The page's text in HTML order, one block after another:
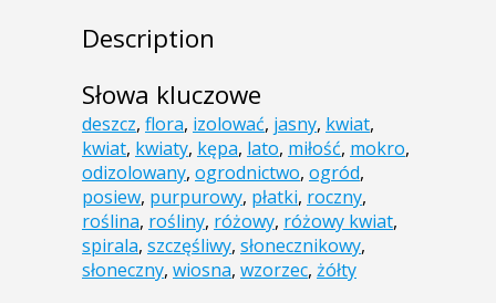
Description
Słowa kluczowe
deszcz, flora, izolować, jasny, kwiat,
kwiat, kwiaty, kępa, lato, miłość, mokro,
odizolowany, ogrodnictwo, ogród,
posiew, purpurowy, płatki, roczny,
roślina, rośliny, różowy, różowy kwiat,
spirala, szczęśliwy, słonecznikowy,
słoneczny, wiosna, wzorzec, żółty